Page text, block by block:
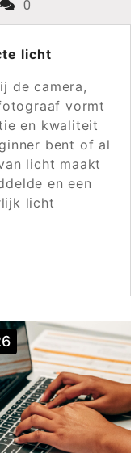
0
licht
de camera,
vormt
en kwaliteit
bent of al
licht maakt
en een
licht